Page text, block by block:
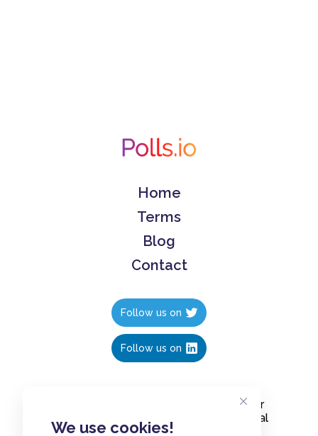
We use cookies!
Home
Terms
Blog
Contact
Follow us on
Follow us on
Create polls in less than 10 seconds, for
free. Share these free polls to your social
media followers, YouTube channel or